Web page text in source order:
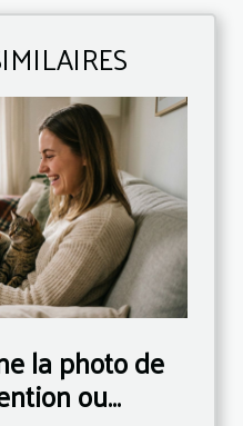
la photo de
ou